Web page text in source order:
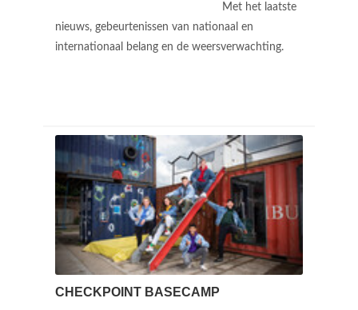
Met het laatste
nieuws, gebeurtenissen van nationaal en
internationaal belang en de weersverwachting.
CHECKPOINT BASECAMP